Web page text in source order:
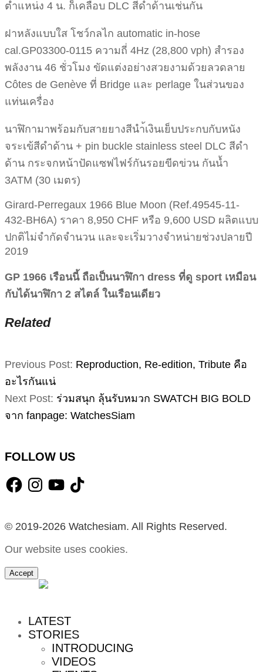
ตำแหน่ง 4 น. ก็เคลือบ DLC สีดำด้านเช่นกัน
ฝาหลังแบบใส โชว์กลไก automatic in-hose
cal.GP03300-0115 ความถี่ 4Hz (28,800 vph) สำรอง
พลังงาน 46 ชั่วโมง ขัดแต่งอย่างสวยงามด้วยลวดลาย
Côtes de Genève ที่ Bridge และ perlage ในส่วนของ
แท่นเครื่อง
นาฬิกามาพร้อมกับสายยางสีนำ้เงินเย็บประกบกับหนัง
จระเข้สีดำด้าน + pin buckle stainless steel DLC สีดำ
ด้าน กระจกหน้าปัดแซฟไฟร์กันรอยขีดข่วน กันน้ำ
3ATM (30 เมตร)
Girard-Perregaux 1966 Blue Moon (Ref.49545-11-
432-BH6A) ราคา 8,950 CHF หรือ 9,600 USD ผลิตแบบ
ปกติไม่จำกัดจำนวน และจะเริ่มวางจำหน่ายช่วงปลายปี
2019
GP 1966 เรือนนี้ ถือเป็นนาฬิกา dress ที่ดู sport เหมือน
กับได้นาฬิกา 2 สไตล์ ในเรือนเดียว
Related
2019-
07-
23
Previous Post: Reproduction, Re-edition, Tribute คือ
อะไรกันแน่
Next Post: ร่วมสนุก ลุ้นรับหมวก SWATCH BIG BOLD
จาก fanpage: WatchesSiam
FOLLOW US
FacebookInstagramYouTube
TikTok
© 2019-2026 Watchesiam. All Rights Reserved.
Our website uses cookies.
Accept
LATEST
STORIES
INTRODUCING
VIDEOS